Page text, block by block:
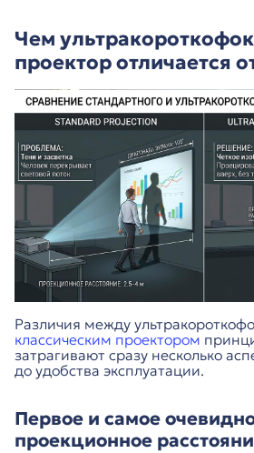
Чем
проектор отличается
Различия между
классическим проектором
затрагивают сразу несколько
до удобства эксплуатации.
Первое и самое
проекционное